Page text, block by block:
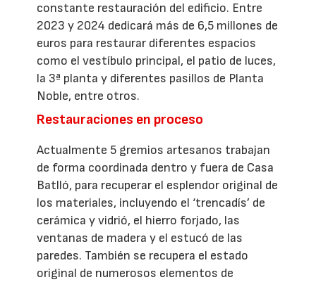
constante restauración del edificio. Entre
2023 y 2024 dedicará más de 6,5 millones de
euros para restaurar diferentes espacios
como el vestíbulo principal, el patio de luces,
la 3ª planta y diferentes pasillos de Planta
Noble, entre otros.
Restauraciones en proceso
Actualmente 5 gremios artesanos trabajan
de forma coordinada dentro y fuera de Casa
Batlló, para recuperar el esplendor original de
los materiales, incluyendo el ‘trencadís’ de
cerámica y vidrió, el hierro forjado, las
ventanas de madera y el estucó de las
paredes. También se recupera el estado
original de numerosos elementos de